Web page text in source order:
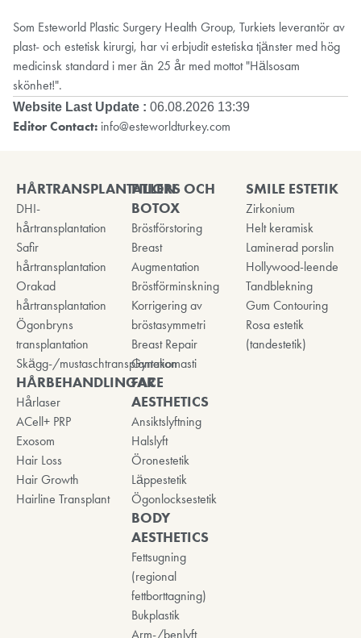
Som Esteworld Plastic Surgery Health Group, Turkiets leverantör av
plast- och estetisk kirurgi, har vi erbjudit estetiska tjänster med hög
medicinsk standard i mer än 25 år med mottot "Hälsosam
skönhet!".
Website Last Update : 06.08.2026 13:39
Editor Contact: info@esteworldturkey.com
HÅRTRANSPLANTATION
DHI-
hårtransplantation
Safir
hårtransplantation
Orakad
hårtransplantation
Ögonbryns
transplantation
Skägg-/mustaschtransplantation
HÅRBEHANDLINGAR
Hårlaser
ACell+ PRP
Exosom
Hair Loss
Hair Growth
Hairline Transplant
FILLERS OCH
BOTOX
Bröstförstoring
Breast
Augmentation
Bröstförminskning
Korrigering av
bröstasymmetri
Breast Repair
Gynekomasti
FACE
AESTHETICS
Ansiktslyftning
Halslyft
Öronestetik
Läppestetik
Ögonlocksestetik
BODY
AESTHETICS
Fettsugning
(regional
fettborttagning)
Bukplastik
Arm-/benlyft
SMILE ESTETIK
Zirkonium
Helt keramisk
Laminerad porslin
Hollywood-leende
Tandblekning
Gum Contouring
Rosa estetik
(tandestetik)